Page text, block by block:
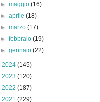
►maggio(16)
►aprile(18)
►marzo(17)
►febbraio(19)
►gennaio(22)
2024 (145)
2023 (120)
2022 (187)
2021 (229)